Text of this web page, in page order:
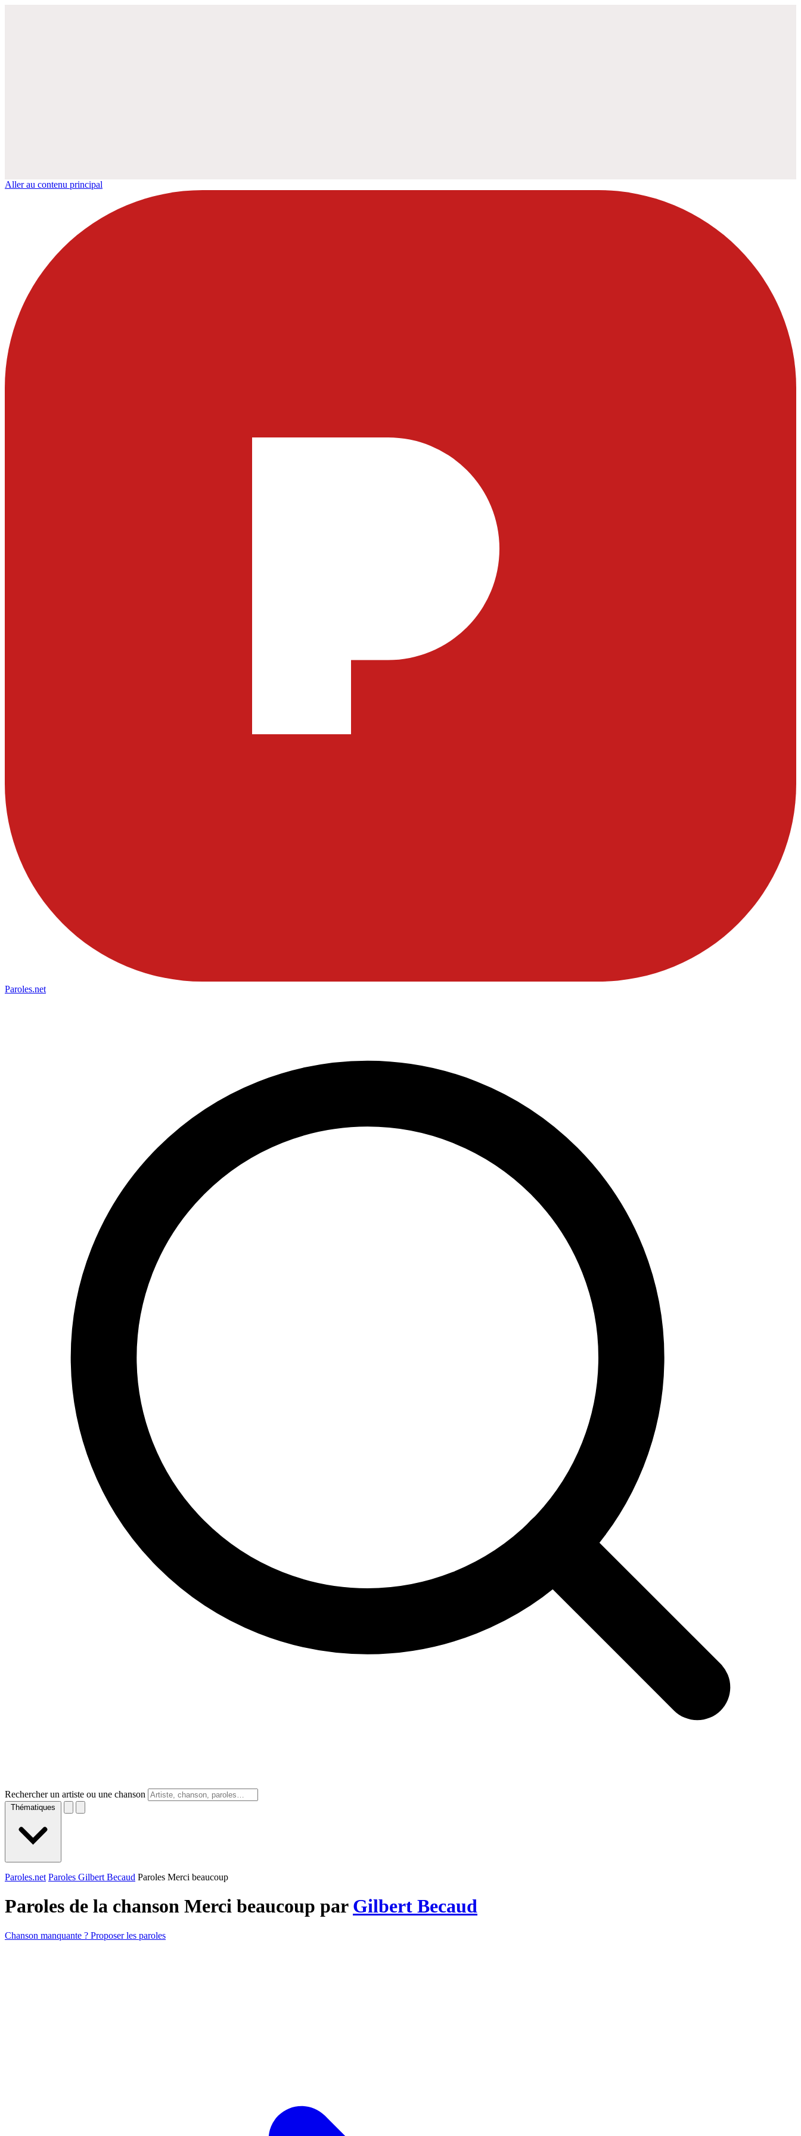
Aller au contenu principal
Paroles.net
Rechercher un artiste ou une chanson
Thématiques
Paroles.net Paroles Gilbert Becaud Paroles Merci beaucoup
Paroles de la chanson Merci beaucoup par Gilbert Becaud
Chanson manquante ? Proposer les paroles